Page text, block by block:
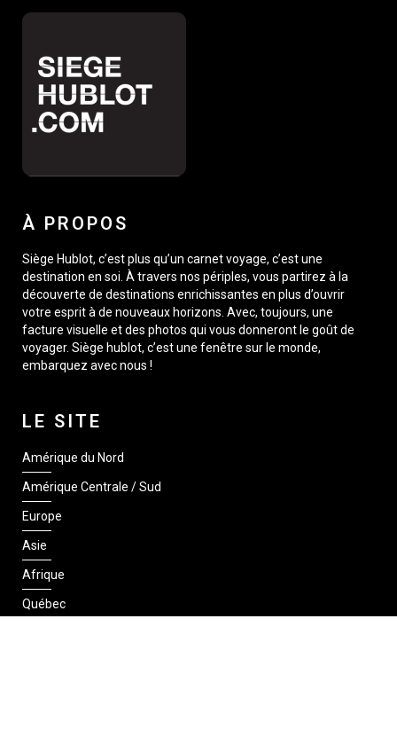
À PROPOS
Siège Hublot, c’est plus qu’un carnet voyage, c’est une
destination en soi. À travers nos périples, vous partirez à la
découverte de destinations enrichissantes en plus d’ouvrir
votre esprit à de nouveaux horizons. Avec, toujours, une
facture visuelle et des photos qui vous donneront le goût de
voyager. Siège hublot, c’est une fenêtre sur le monde,
embarquez avec nous !
LE SITE
Amérique du Nord
Amérique Centrale / Sud
Europe
Asie
Afrique
Québec